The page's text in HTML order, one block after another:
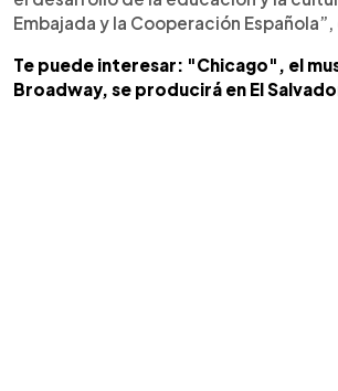
Embajada y la Cooperación
Te puede interesar: "Chicago", el
Broadway, se producirá en El